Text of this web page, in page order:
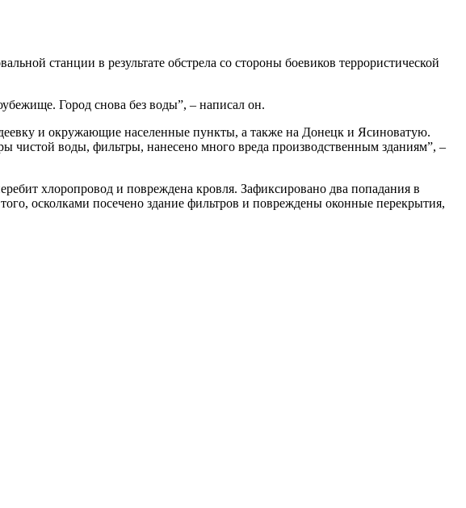
станции в результате обстрела со стороны боевиков террористической
Город снова без воды”, – написал он.
и окружающие населенные пункты, а также на Донецк и Ясиноватую.
чистой воды, фильтры, нанесено много вреда производственным зданиям”, –
хлоропровод и повреждена кровля. Зафиксировано два попадания в
осколками посечено здание фильтров и повреждены оконные перекрытия,